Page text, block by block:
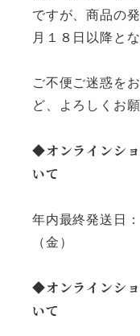
ですが、商品の
月１８日以降とな
ご不便ご迷惑を
ど、よろしくお
◆オンラインシ
いて
年内最終発送日
（金）
◆オンラインシ
いて